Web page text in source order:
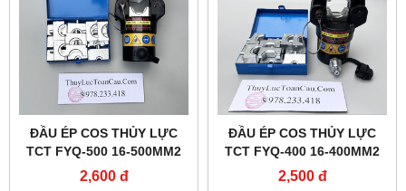
ĐẦU ÉP COS THỦY LỰC
TCT FYQ-500 16-500MM2
2,600 đ
ĐẦU ÉP COS THỦY LỰC
TCT FYQ-400 16-400MM2
2,500 đ